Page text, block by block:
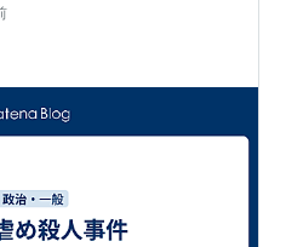
登校のこと考えてるな～っ
してすごく遅れてるんです